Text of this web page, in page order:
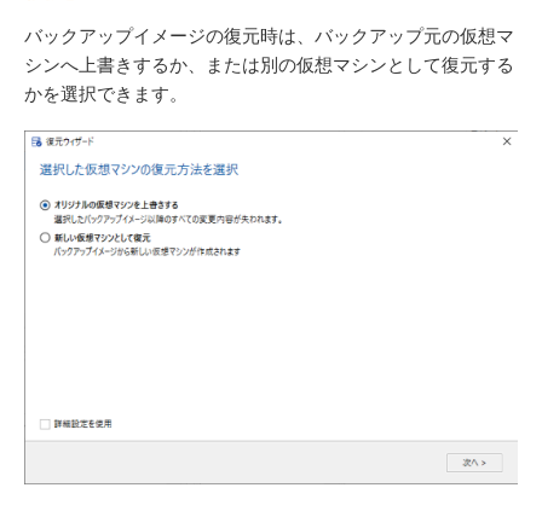
バックアップイメージの復元時は、バックアップ元の仮想マ
シンへ上書きするか、または別の仮想マシンとして復元する
かを選択できます。